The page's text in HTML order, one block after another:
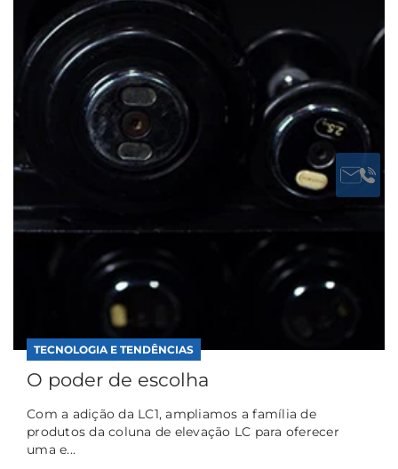
TECNOLOGIA E TENDÊNCIAS
O poder de escolha
Com a adição da LC1, ampliamos a família de
produtos da coluna de elevação LC para oferecer
uma e...